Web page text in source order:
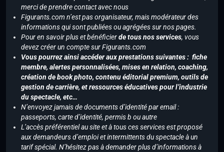
merci de prendre contact avec nous
Figurants.com n’est pas organisateur, mais modérateur des
informations qui sont publiées ou agrégées sur nos pages.
Pour en savoir plus et bénéficierde tous nos services, vous
devez créer un compte sur Figurants.com
Vous pourrez ainsi accéder aux prestations suivantes : fiche
membre, alertes personnalisées, mises en relation, coaching,
création de book photo, contenu éditorial premium, outils de
gestion de carrière, et ressources éducatives pour l’industrie
du spectacle, etc…
N’envoyez jamais de documents d’identité par email :
passeports, carte d’identité, permis b ou autre
L’accès préférentiel au site et à tous ces services est proposé
aux demandeurs d’emploi et intermittents du spectacle à un
tarif spécial. N’hésitez pas à demander plus d’informations à